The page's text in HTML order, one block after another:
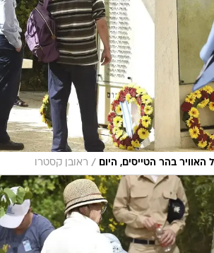
האוויר בהר הטייסים, היום / ראובן קסטרו